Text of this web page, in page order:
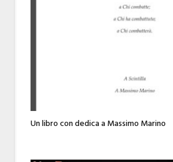
Un libro con dedica a Massimo Marino